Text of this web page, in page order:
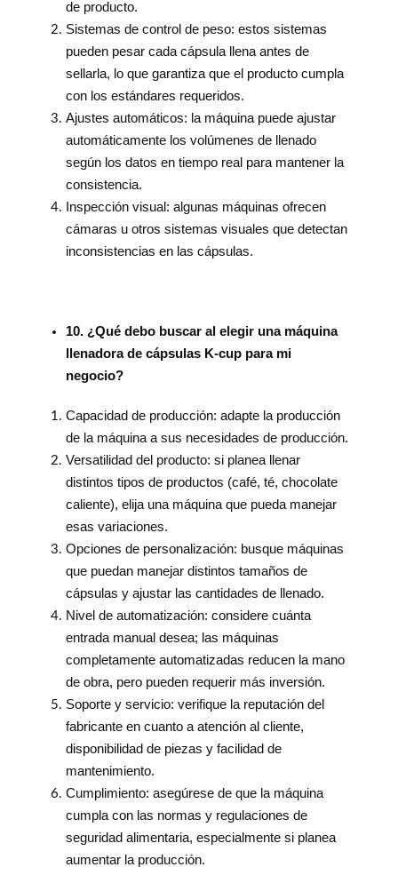
de producto.
Sistemas de control de peso: estos sistemas
pueden pesar cada cápsula llena antes de
sellarla, lo que garantiza que el producto cumpla
con los estándares requeridos.
Ajustes automáticos: la máquina puede ajustar
automáticamente los volúmenes de llenado
según los datos en tiempo real para mantener la
consistencia.
Inspección visual: algunas máquinas ofrecen
cámaras u otros sistemas visuales que detectan
inconsistencias en las cápsulas.
10. ¿Qué debo buscar al elegir una máquina
llenadora de cápsulas K-cup para mi
negocio?
Capacidad de producción: adapte la producción
de la máquina a sus necesidades de producción.
Versatilidad del producto: si planea llenar
distintos tipos de productos (café, té, chocolate
caliente), elija una máquina que pueda manejar
esas variaciones.
Opciones de personalización: busque máquinas
que puedan manejar distintos tamaños de
cápsulas y ajustar las cantidades de llenado.
Nivel de automatización: considere cuánta
entrada manual desea; las máquinas
completamente automatizadas reducen la mano
de obra, pero pueden requerir más inversión.
Soporte y servicio: verifique la reputación del
fabricante en cuanto a atención al cliente,
disponibilidad de piezas y facilidad de
mantenimiento.
Cumplimiento: asegúrese de que la máquina
cumpla con las normas y regulaciones de
seguridad alimentaria, especialmente si planea
aumentar la producción.